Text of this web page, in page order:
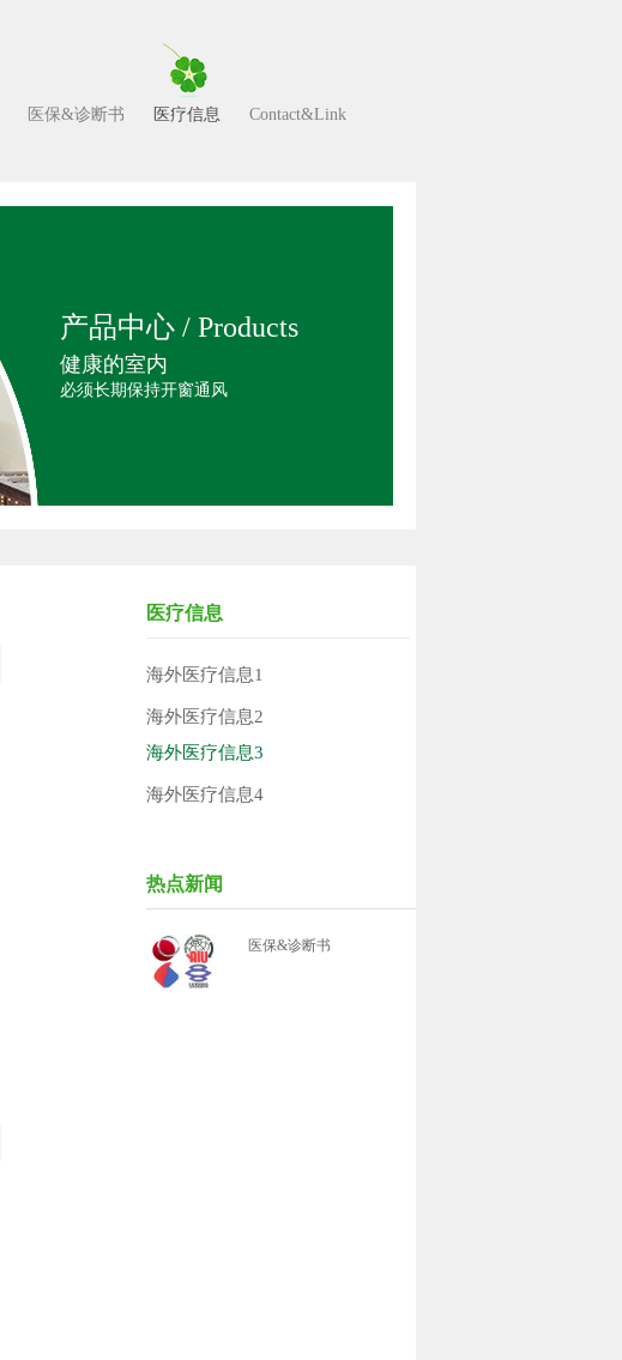
医保&诊断书 医疗信息 Contact&Link
产品中心 / Products
健康的室内
必须长期保持开窗通风
医疗信息
海外医疗信息1
海外医疗信息2
海外医疗信息3
海外医疗信息4
热点新闻
医保&诊断书